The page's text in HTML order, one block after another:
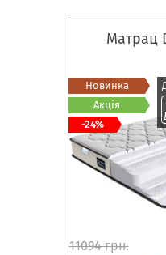
Матрац
11094 грн.
Новинка
Акція
-24%